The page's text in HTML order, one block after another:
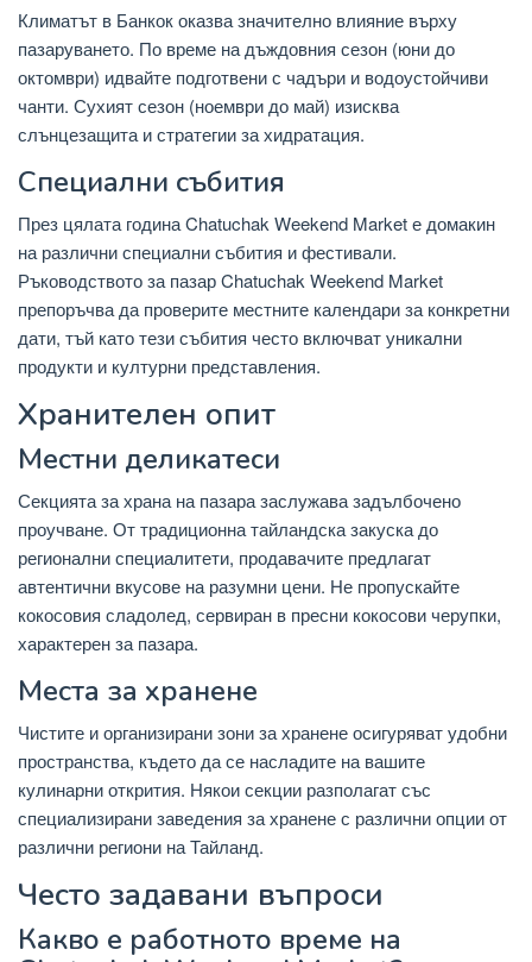
Климатът в Банкок оказва значително влияние върху
пазаруването. По време на дъждовния сезон (юни до
октомври) идвайте подготвени с чадъри и водоустойчиви
чанти. Сухият сезон (ноември до май) изисква
слънцезащита и стратегии за хидратация.
Специални събития
През цялата година Chatuchak Weekend Market е домакин
на различни специални събития и фестивали.
Ръководството за пазар Chatuchak Weekend Market
препоръчва да проверите местните календари за конкретни
дати, тъй като тези събития често включват уникални
продукти и културни представления.
Хранителен опит
Местни деликатеси
Секцията за храна на пазара заслужава задълбочено
проучване. От традиционна тайландска закуска до
регионални специалитети, продавачите предлагат
автентични вкусове на разумни цени. Не пропускайте
кокосовия сладолед, сервиран в пресни кокосови черупки,
характерен за пазара.
Места за хранене
Чистите и организирани зони за хранене осигуряват удобни
пространства, където да се насладите на вашите
кулинарни открития. Някои секции разполагат със
специализирани заведения за хранене с различни опции от
различни региони на Тайланд.
Често задавани въпроси
Какво е работното време на